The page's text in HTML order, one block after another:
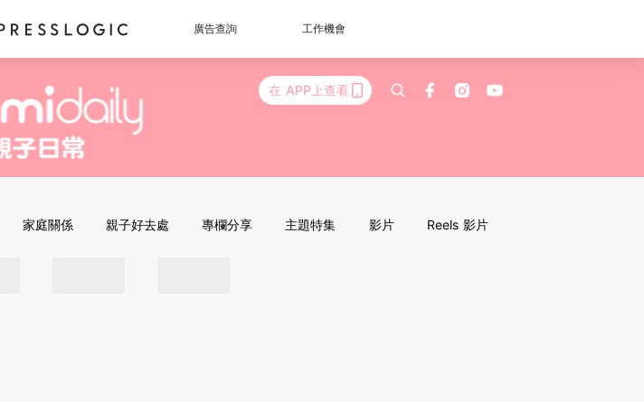
廣告查詢 工作機會
在 APP上查看
家庭關係 親子好去處 專欄分享 主題特集 影片 Reels 影片